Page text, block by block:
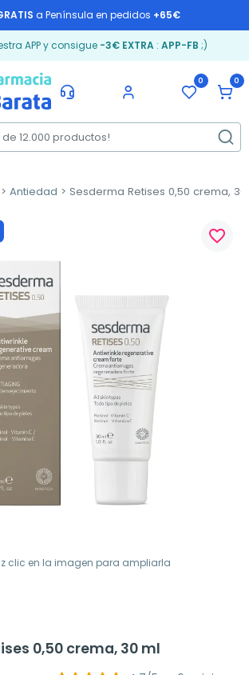
a Península en pedidos +65€
APP y consigue -3€ EXTRA: APP-FB ;)
0 0
Antiedad Sesderma Retises 0,50 crema,
clic en la imagen para ampliarla
favorite_border
0,50 crema, 30 ml